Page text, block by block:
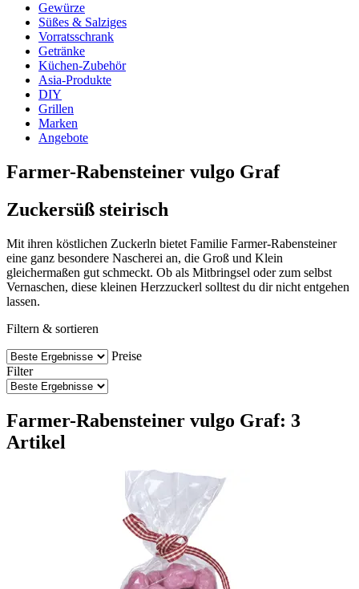
Gewürze
Süßes & Salziges
Vorratsschrank
Getränke
Küchen-Zubehör
Asia-Produkte
DIY
Grillen
Marken
Angebote
Farmer-Rabensteiner vulgo Graf
Zuckersüß steirisch
Mit ihren köstlichen Zuckerln bietet Familie Farmer-Rabensteiner
eine ganz besondere Nascherei an, die Groß und Klein
gleichermaßen gut schmeckt. Ob als Mitbringsel oder zum selbst
Vernaschen, diese kleinen Herzzuckerl solltest du dir nicht entgehen
lassen.
Filtern & sortieren
Preise
Filter
Farmer-Rabensteiner vulgo Graf: 3
Artikel